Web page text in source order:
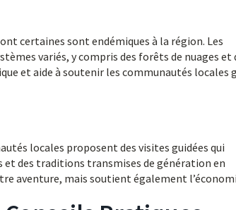
certaines sont endémiques à la région. Les
variés, y compris des forêts de nuages et
et aide à soutenir les communautés locales
locales proposent des visites guidées qui
des traditions transmises de génération en
aventure, mais soutient également